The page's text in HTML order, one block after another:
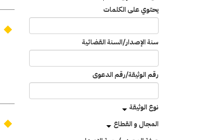
يحتوي على الكلمات
سنة الإصدار/السنة القضائية
رقم الوثيقة/رقم الدعوى
نوع الوثيقة
المجال و القطاع